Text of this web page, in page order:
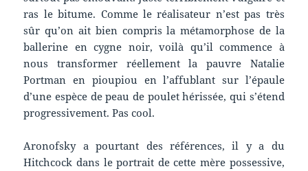
ras le bitume. Comme le réalisateur n’est pas très
sûr qu’on ait bien compris la métamorphose de la
ballerine en cygne noir, voilà qu’il commence à
nous transformer réellement la pauvre Natalie
Portman en pioupiou en l’affublant sur l’épaule
d’une espèce de peau de poulet hérissée, qui s’étend
progressivement. Pas cool.
Aronofsky a pourtant des références, il y a du
Hitchcock dans le portrait de cette mère possessive,